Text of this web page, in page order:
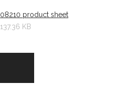
08210 product sheet
137.36 KB